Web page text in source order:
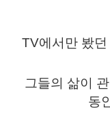
TV에서만 봤
그들의 삶이
동